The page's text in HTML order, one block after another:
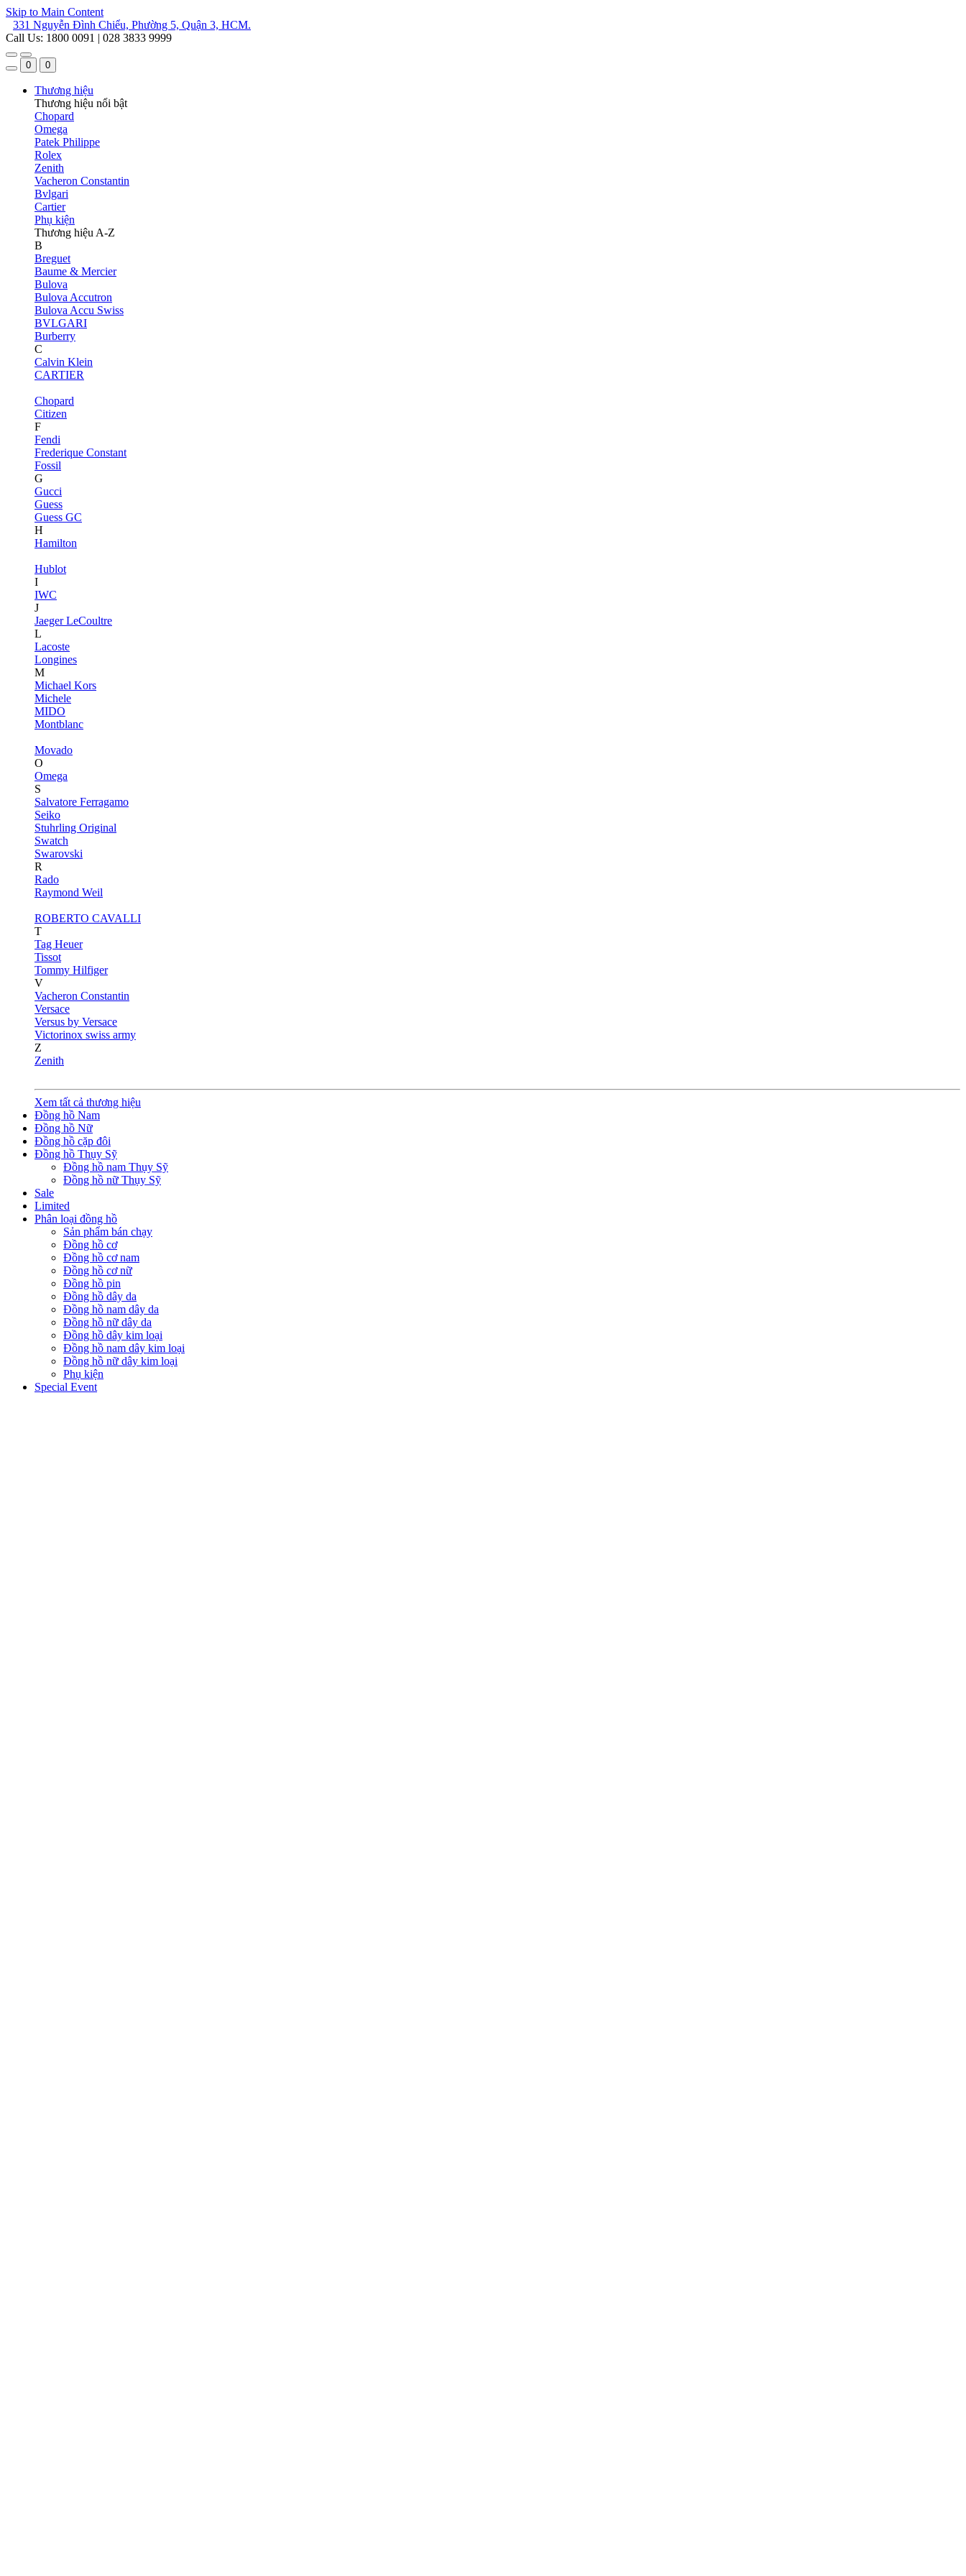
Skip to Main Content
331 Nguyễn Đình Chiểu, Phường 5, Quận 3, HCM.
Call Us: 1800 0091 | 028 3833 9999
0 0
Thương hiệu
Thương hiệu nổi bật
Chopard
Omega
Patek Philippe
Rolex
Zenith
Vacheron Constantin
Bvlgari
Cartier
Phụ kiện
Thương hiệu A-Z
B
Breguet
Baume & Mercier
Bulova
Bulova Accutron
Bulova Accu Swiss
BVLGARI
Burberry
C
Calvin Klein
CARTIER
Chopard
Citizen
F
Fendi
Frederique Constant
Fossil
G
Gucci
Guess
Guess GC
H
Hamilton
Hublot
I
IWC
J
Jaeger LeCoultre
L
Lacoste
Longines
M
Michael Kors
Michele
MIDO
Montblanc
Movado
O
Omega
S
Salvatore Ferragamo
Seiko
Stuhrling Original
Swatch
Swarovski
R
Rado
Raymond Weil
ROBERTO CAVALLI
T
Tag Heuer
Tissot
Tommy Hilfiger
V
Vacheron Constantin
Versace
Versus by Versace
Victorinox swiss army
Z
Zenith
Xem tất cả thương hiệu
Đồng hồ Nam
Đồng hồ Nữ
Đồng hồ cặp đôi
Đồng hồ Thụy Sỹ
Đồng hồ nam Thụy Sỹ
Đồng hồ nữ Thụy Sỹ
Sale
Limited
Phân loại đồng hồ
Sản phẩm bán chạy
Đồng hồ cơ
Đồng hồ cơ nam
Đồng hồ cơ nữ
Đồng hồ pin
Đồng hồ dây da
Đồng hồ nam dây da
Đồng hồ nữ dây da
Đồng hồ dây kim loại
Đồng hồ nam dây kim loại
Đồng hồ nữ dây kim loại
Phụ kiện
Special Event